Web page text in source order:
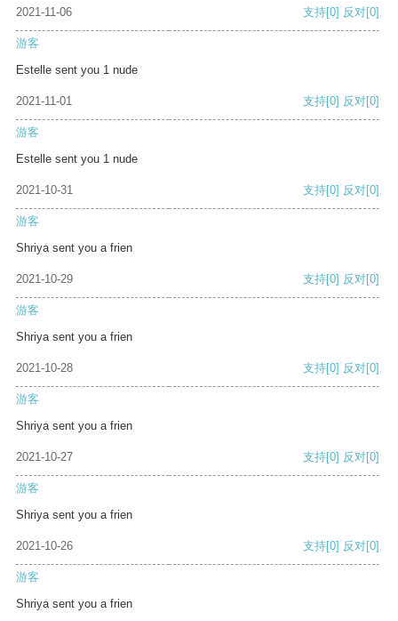
2021-11-06 支持[0] 反对[0]
游客
Estelle sent you 1 nude
2021-11-01 支持[0] 反对[0]
游客
Estelle sent you 1 nude
2021-10-31 支持[0] 反对[0]
游客
Shriya sent you a frien
2021-10-29 支持[0] 反对[0]
游客
Shriya sent you a frien
2021-10-28 支持[0] 反对[0]
游客
Shriya sent you a frien
2021-10-27 支持[0] 反对[0]
游客
Shriya sent you a frien
2021-10-26 支持[0] 反对[0]
游客
Shriya sent you a frien